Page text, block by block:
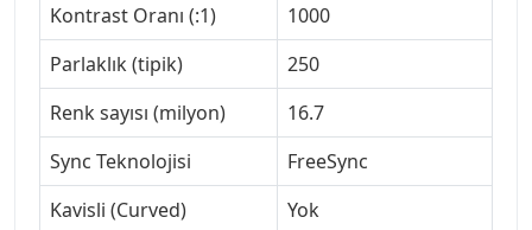
Kontrast Oranı (:1)
1000
Parlaklık (tipik)
250
Renk sayısı (milyon)
16.7
Sync Teknolojisi
FreeSync
Kavisli (Curved)
Yok